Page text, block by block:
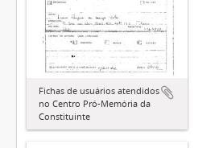
Fichas de usuários atendidos
no Centro Pró-Memória da
Constituinte